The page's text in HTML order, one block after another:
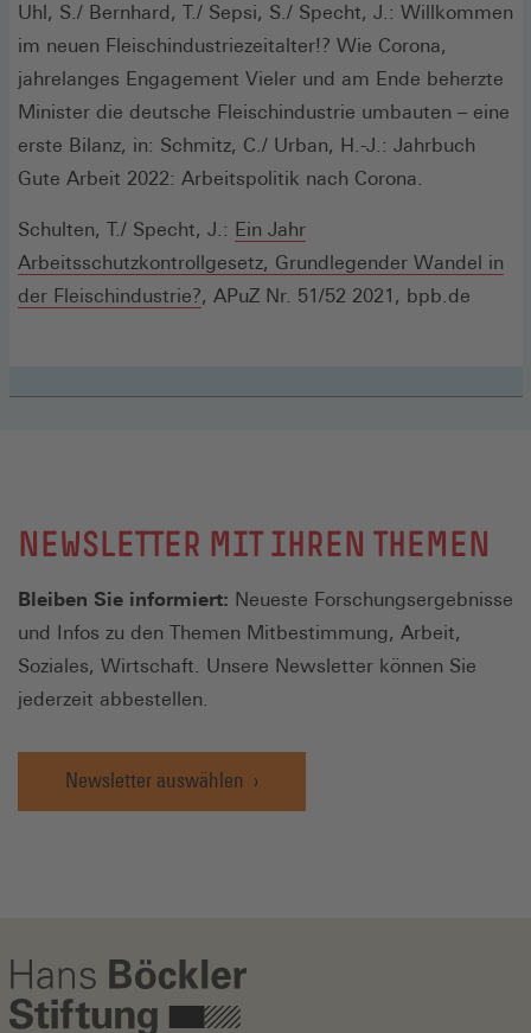
Fenster)
Uhl, S./ Bernhard, T./ Sepsi, S./ Specht, J.: Willkommen
im neuen Fleischindustriezeitalter!? Wie Corona,
jahrelanges Engagement Vieler und am Ende beherzte
Minister die deutsche Fleischindustrie umbauten – eine
erste Bilanz, in: Schmitz, C./ Urban, H.-J.: Jahrbuch
Gute Arbeit 2022: Arbeitspolitik nach Corona.
Schulten, T./ Specht, J.: Ein Jahr
Arbeitsschutzkontrollgesetz, Grundlegender Wandel in
der Fleischindustrie?(Öffnet
neuen
, APuZ Nr. 51/52 2021, bpb.de
NEWSLETTER MIT IHREN THEMEN
Bleiben Sie informiert: Neueste Forschungsergebnisse
und Infos zu den Themen Mitbestimmung, Arbeit,
Soziales, Wirtschaft. Unsere Newsletter können Sie
jederzeit abbestellen.
Newsletter auswählen